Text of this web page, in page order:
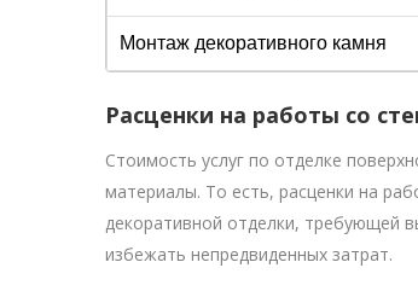
Монтаж декоративного камня
Расценки на работы со
Стоимость услуг по отделке
материалы. То есть, расценки на
декоративной отделки, требующей
избежать непредвиденных затрат.